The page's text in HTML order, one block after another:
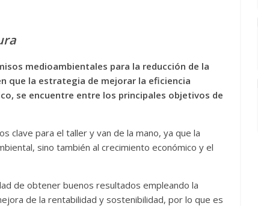
medioambientales para la reducción de la
que la estrategia de mejorar la eficiencia
se encuentre entre los principales objetivos de
clave para el taller y van de la mano, ya que la
sino también al crecimiento económico y el
de obtener buenos resultados empleando la
de la rentabilidad y sostenibilidad, por lo que es